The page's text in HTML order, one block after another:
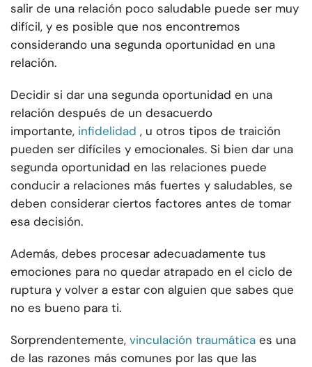
salir de una relación poco saludable puede ser muy
difícil, y es posible que nos encontremos
considerando una segunda oportunidad en una
relación.
Decidir si dar una segunda oportunidad en una
relación después de un desacuerdo
importante, infidelidad , u otros tipos de traición
pueden ser difíciles y emocionales. Si bien dar una
segunda oportunidad en las relaciones puede
conducir a relaciones más fuertes y saludables, se
deben considerar ciertos factores antes de tomar
esa decisión.
Además, debes procesar adecuadamente tus
emociones para no quedar atrapado en el ciclo de
ruptura y volver a estar con alguien que sabes que
no es bueno para ti.
Sorprendentemente, vinculación traumática es una
de las razones más comunes por las que las